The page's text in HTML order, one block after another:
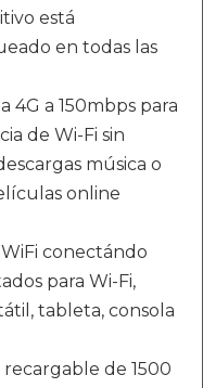
está
en todas las
4G a 150mbps para
de Wi-Fi sin
música o
online
conectándo
para Wi-Fi,
tableta, consola
de 1500